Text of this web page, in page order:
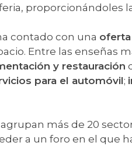
proporcionándoles
contado con una
Entre las enseñas
y restauración
para el automóvil;
más de 20
a un foro en el que